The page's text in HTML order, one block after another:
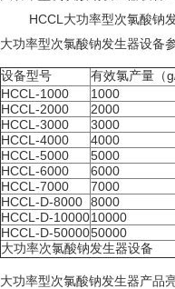
HCCL大功率型次氯酸钠
大功率型次氯酸钠发生器设备
设备型号 有效氯产量（g/
HCCL-1000
1000
HCCL-2000
2000
HCCL-3000
3000
HCCL-4000
4000
HCCL-5000
5000
HCCL-6000
6000
HCCL-7000
7000
HCCL-D-8000 8000
HCCL-D-1000010000
HCCL-D-5000050000
大功率次氯酸钠发生器设备
大功率型次氯酸钠发生器产品